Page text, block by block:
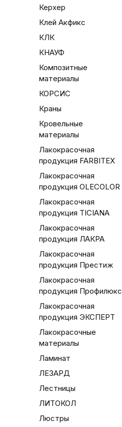
Керхер
Клей Акфикс
КЛК
КНАУФ
Композитные
материалы
КОРСИС
Краны
Кровельные
материалы
Лакокрасочная
продукция FARBITEX
Лакокрасочная
продукция OLECOLOR
Лакокрасочная
продукция TICIANA
Лакокрасочная
продукция ЛАКРА
Лакокрасочная
продукция Престиж
Лакокрасочная
продукция Профилюкс
Лакокрасочная
продукция ЭКСПЕРТ
Лакокрасочные
материалы
Ламинат
ЛЕЗАРД
Лестницы
ЛИТОКОЛ
Люстры